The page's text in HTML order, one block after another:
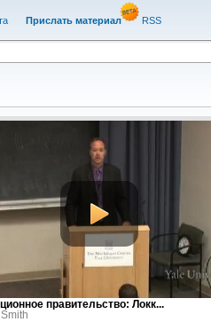
Прислать материал RSS
правительство: Локк...